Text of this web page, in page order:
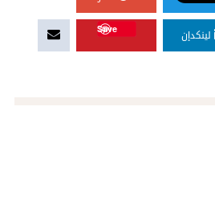
لينكدإن
Save